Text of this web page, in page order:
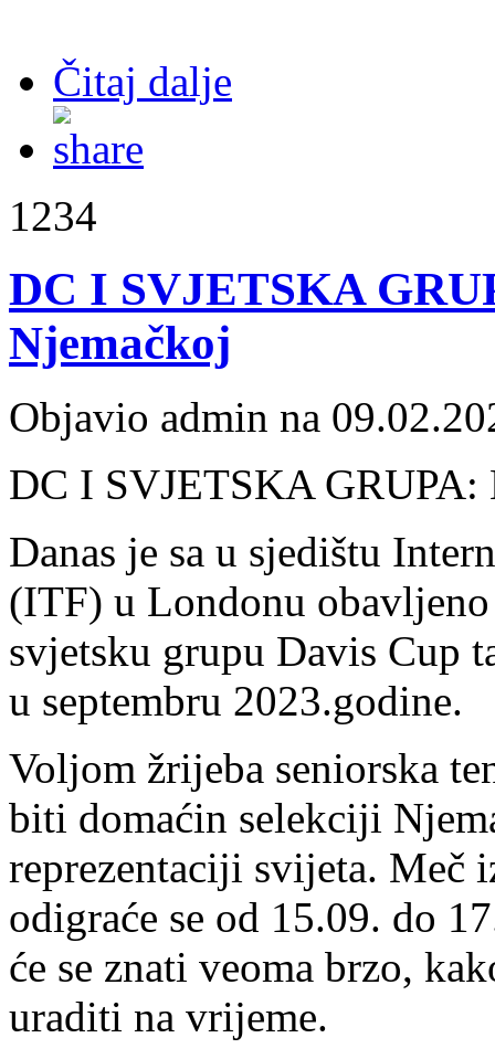
Čitaj dalje
1234
DC I SVJETSKA
Njemačkoj
Objavio admin na
DC I SVJETSKA
Danas je sa u sjedištu
(ITF) u Londonu
svjetsku grupu Davis Cup
u septembru 2023.godine.
Voljom žrijeba seniorska
biti domaćin selekciji
reprezentaciji svijeta. Meč
odigraće se od 15.09. do
će se znati veoma brzo,
uraditi na vrijeme.